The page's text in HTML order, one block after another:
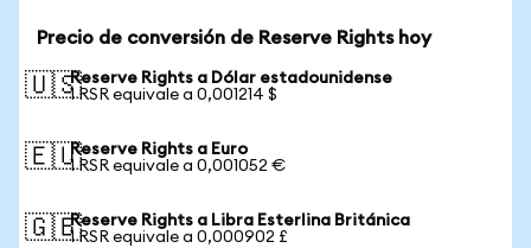
Precio de conversión de Reserve Rights hoy
🇺🇸Reserve Rights a Dólar estadounidense
1 RSR equivale a 0,001214 $
🇪🇺Reserve Rights a Euro
1 RSR equivale a 0,001052 €
🇬🇧Reserve Rights a Libra Esterlina Británica
1 RSR equivale a 0,000902 £